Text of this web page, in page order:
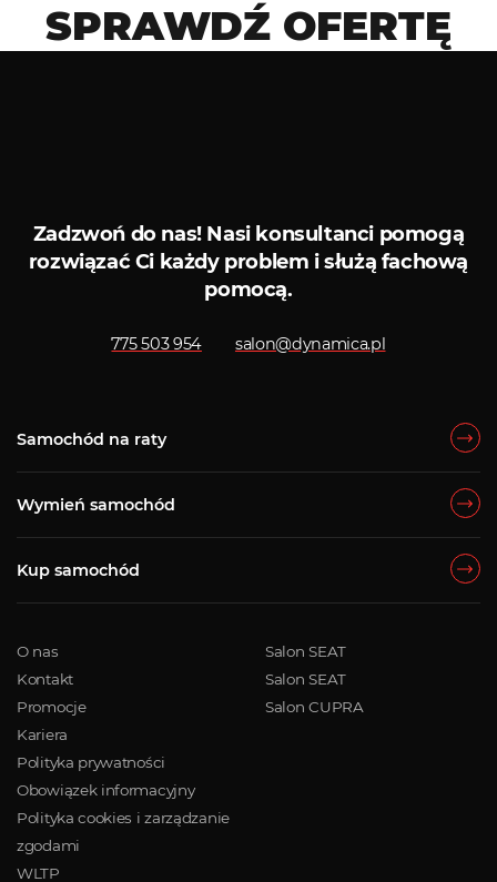
SPRAWDŹ OFERTĘ
Zadzwoń do nas!Nasi konsultanci pomogą
rozwiązać Ci każdy problem i służą fachową
pomocą.
775 503 954 salon@dynamica.pl
Samochód na raty
Wymień samochód
Kup samochód
O nas
Kontakt
Promocje
Kariera
Polityka prywatności
Obowiązek informacyjny
Polityka cookies i zarządzanie
zgodami
WLTP
Salon SEAT
Salon SEAT
Salon CUPRA